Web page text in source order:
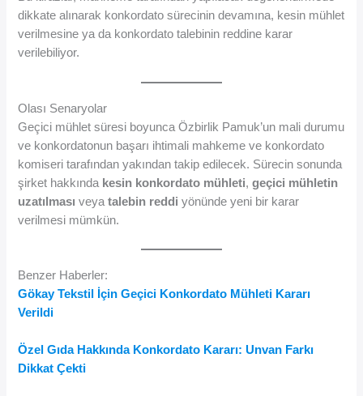
dikkate alınarak konkordato sürecinin devamına, kesin mühlet
verilmesine ya da konkordato talebinin reddine karar
verilebiliyor.
Olası Senaryolar
Geçici mühlet süresi boyunca Özbirlik Pamuk’un mali durumu
ve konkordatonun başarı ihtimali mahkeme ve konkordato
komiseri tarafından yakından takip edilecek. Sürecin sonunda
şirket hakkında kesin konkordato mühleti,geçici mühletin
uzatılması veyatalebin reddi yönünde yeni bir karar
verilmesi mümkün.
Benzer Haberler:
Gökay Tekstil İçin Geçici Konkordato Mühleti Kararı
Verildi
Özel Gıda Hakkında Konkordato Kararı: Unvan Farkı
Dikkat Çekti